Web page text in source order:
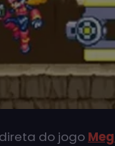
do jogo